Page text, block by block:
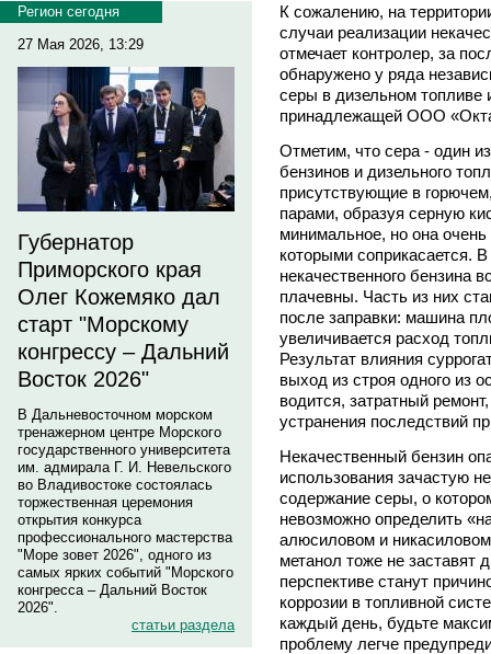
Регион сегодня
27 Мая 2026, 13:29
Губернатор
Приморского края
Олег Кожемяко дал
старт "Морскому
конгрессу – Дальний
Восток 2026"
В Дальневосточном морском
тренажерном центре Морского
государственного университета
им. адмирала Г. И. Невельского
во Владивостоке состоялась
торжественная церемония
открытия конкурса
профессионального мастерства
"Море зовет 2026", одного из
самых ярких событий "Морского
конгресса – Дальний Восток
2026".
статьи раздела
К сожалению, на
случаи реализации
отмечает контролер, за
обнаружено у ряда
серы в дизельном
принадлежащей ООО
Отметим, что сера - один
бензинов и дизельного
присутствующие в
парами, образуя серную
минимальное, но она
которыми соприкасается.
некачественного бензина
плачевны. Часть из них
после заправки: машина
увеличивается расход
Результат влияния
выход из строя одного из
водится, затратный
устранения последствий
Некачественный бензин
использования зачастую
содержание серы, о
невозможно определить
алюсиловом и
метанол тоже не заставят
перспективе станут
коррозии в топливной
каждый день, будьте
проблему легче